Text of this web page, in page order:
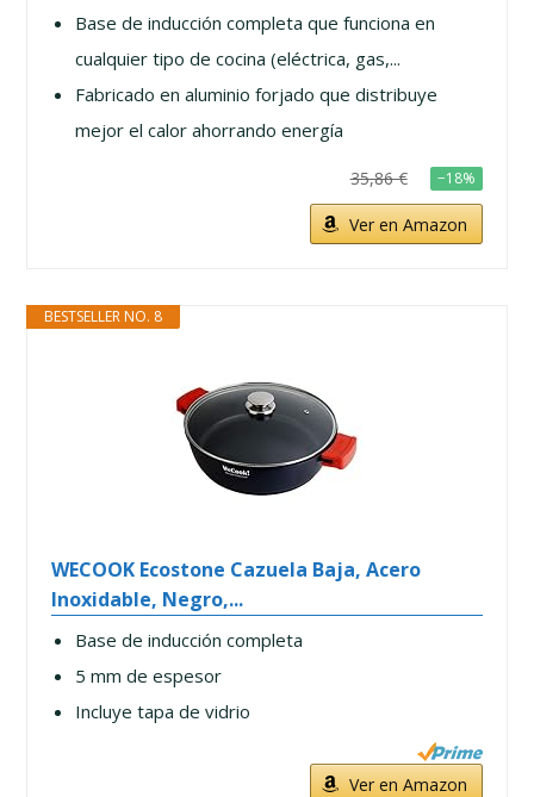
Base de inducción completa que funciona en
cualquier tipo de cocina (eléctrica, gas,...
Fabricado en aluminio forjado que distribuye
mejor el calor ahorrando energía
35,86 € −18%
Ver en Amazon
BESTSELLER NO. 8
WECOOK Ecostone Cazuela Baja, Acero
Inoxidable, Negro,...
Base de inducción completa
5 mm de espesor
Incluye tapa de vidrio
Ver en Amazon